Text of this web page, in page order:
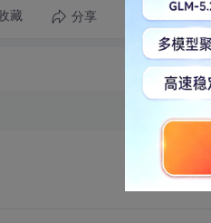
藏 分享 转发到动态